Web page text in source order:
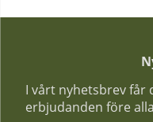
I vårt nyhetsbrev får
erbjudanden före